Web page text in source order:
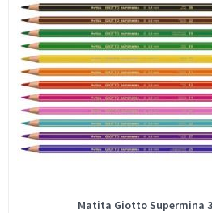
Matita Giotto Supermina